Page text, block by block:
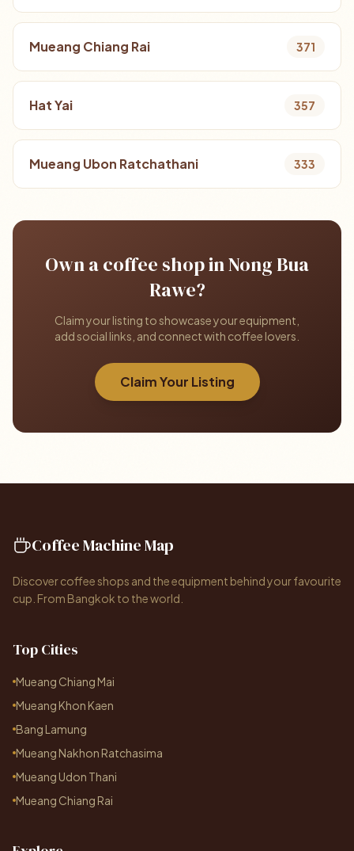
Mueang Chiang Rai 371
Hat Yai 357
Mueang Ubon Ratchathani 333
Own a coffee shop in Nong Bua
Rawe?
Claim your listing to showcase your equipment,
add social links, and connect with coffee lovers.
Claim Your Listing
Coffee Machine Map
Discover coffee shops and the equipment behind your favourite
cup. From Bangkok to the world.
Top Cities
Mueang Chiang Mai
Mueang Khon Kaen
Bang Lamung
Mueang Nakhon Ratchasima
Mueang Udon Thani
Mueang Chiang Rai